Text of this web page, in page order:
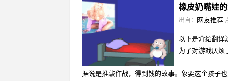
橡皮奶嘴娃
出自： 网友推荐
以下是介绍翻译
为了对游戏厌烦
据说是推敲作战，得到钱的故事。象要这个孩子